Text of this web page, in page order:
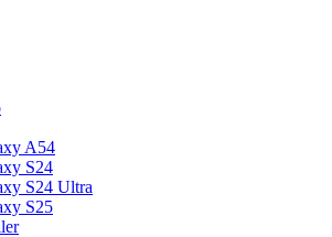
A54
S24
S24 Ultra
S25